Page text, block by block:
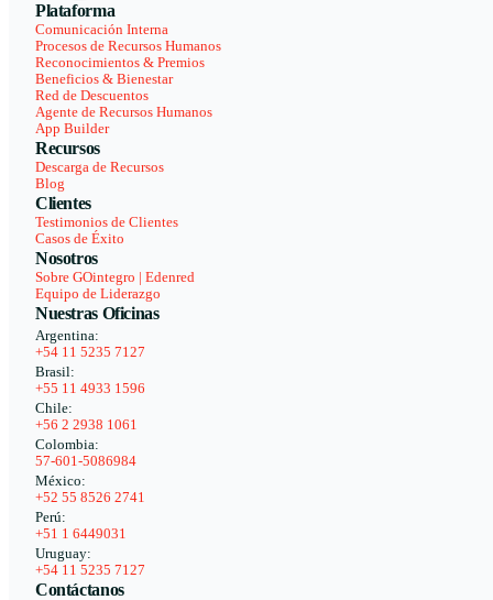
Plataforma
Comunicación Interna
Procesos de Recursos Humanos
Reconocimientos & Premios
Beneficios & Bienestar
Red de Descuentos
Agente de Recursos Humanos
App Builder
Recursos
Descarga de Recursos
Blog
Clientes
Testimonios de Clientes
Casos de Éxito
Nosotros
Sobre GOintegro | Edenred
Equipo de Liderazgo
Nuestras Oficinas
Argentina:
+54 11 5235 7127
Brasil:
+55 11 4933 1596
Chile:
+56 2 2938 1061
Colombia:
57-601-5086984
México:
+52 55 8526 2741
Perú:
+51 1 6449031
Uruguay:
+54 11 5235 7127
Contáctanos